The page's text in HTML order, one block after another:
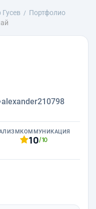
Портфолио
alexander210798
КОММУНИКАЦИЯ
10/10